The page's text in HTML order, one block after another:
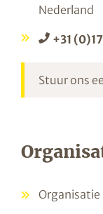
Nederland
+31
Stuur ons
Organisatie